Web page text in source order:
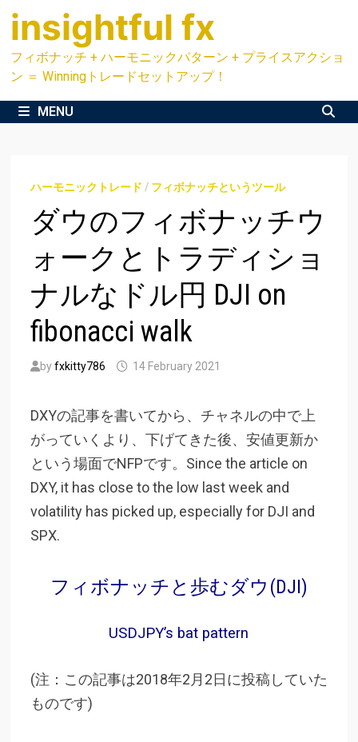
Skip
content
insightful fx
フィボナッチ + ハーモニックパターン + プライスアクショ
ン ＝ Winningトレードセットアップ！
MENU
ハーモニックトレード / フィボナッチというツール
ダウのフィボナッチウ
ォークとトラディショ
ナルなドル円 DJI on
fibonacci walk
byfxkitty786 14 February 2021
DXYの記事を書いてから、チャネルの中で上
がっていくより、下げてきた後、安値更新か
という場面でNFPです。Since the article on
DXY, it has close to the low last week and
volatility has picked up, especially for DJI and
SPX.
フィボナッチと歩むダウ(DJI)
USDJPY’s bat pattern
(注：この記事は2018年2月2日に投稿していた
ものです)